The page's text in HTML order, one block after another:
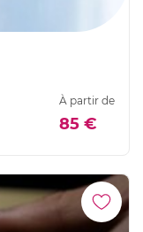
À partir de
85 €